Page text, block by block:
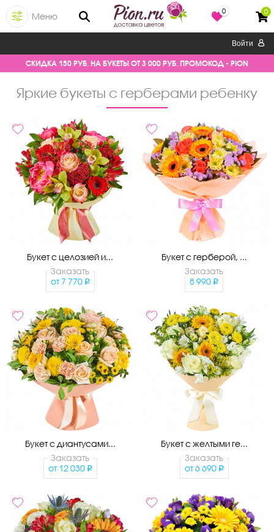
Меню
0 0
Войти
СКИДКА 150 РУБ. НА БУКЕТЫ ОТ 3 000 РУБ. ПРОМОКОД - PION
яркие букеты с герберами ребенку
Букет с целозией и...
Заказать
от 7 770
Букет с герберой, ...
Заказать
8 990
Букет с диантусами...
Заказать
от 12 030
Букет с желтыми ге...
Заказать
от 6 690